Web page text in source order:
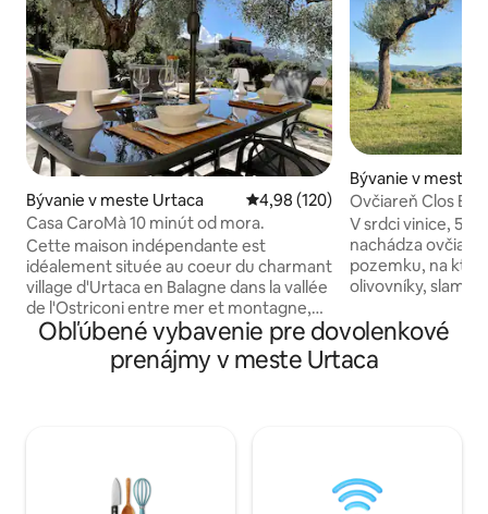
Bývanie v meste Urtaca Priemerné ohodnotenie 4,98 z
4,98 (120)
Casa CaroMà 10 minút od mora.
Cette maison indépendante est
idéalement située au coeur du charmant
village d'Urtaca en Balagne dans la vallée
de l'Ostriconi entre mer et montagne,
sur un terrain privé aux pieds d'oliviers
centenaires. La propriété bénéficie du
calme et de la tranquillité du village.
authentique, ses petits villages typiques,
ses montagnes majestueuses et ses
Bývanie v meste
Ovčiareň Clos
V srdci vinice, 5
nachádza ovčia
pozemku, na
olivovníky,
vychutnať terasu
obdivovať výhľad
Apartmán
vybavenou
Obľúbené vybavenie pre dovolenkové
prenájmy v meste Urtaca